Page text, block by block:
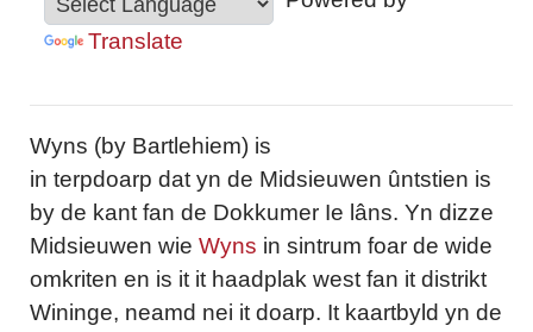
Translate
Wyns (by Bartlehiem) is
in terpdoarp dat yn de Midsieuwen ûntstien is
by de kant fan de Dokkumer Ie lâns. Yn dizze
Midsieuwen wie Wyns in sintrum foar de wide
omkriten en is it it haadplak west fan it distrikt
Wininge, neamd nei it doarp. It kaartbyld yn de